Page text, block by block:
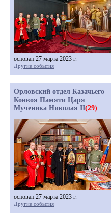
основан 27 марта 2023 г.
Другие события
Орловский отдел Казачьего
Конвоя Памяти Царя
Мученика Николая II(29)
основан 27 марта 2023 г.
Другие события